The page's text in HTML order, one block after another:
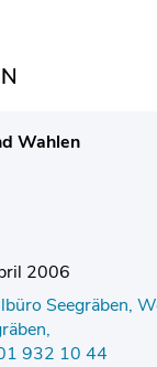
Wahlen
2006
Seegräben,
932 10 44